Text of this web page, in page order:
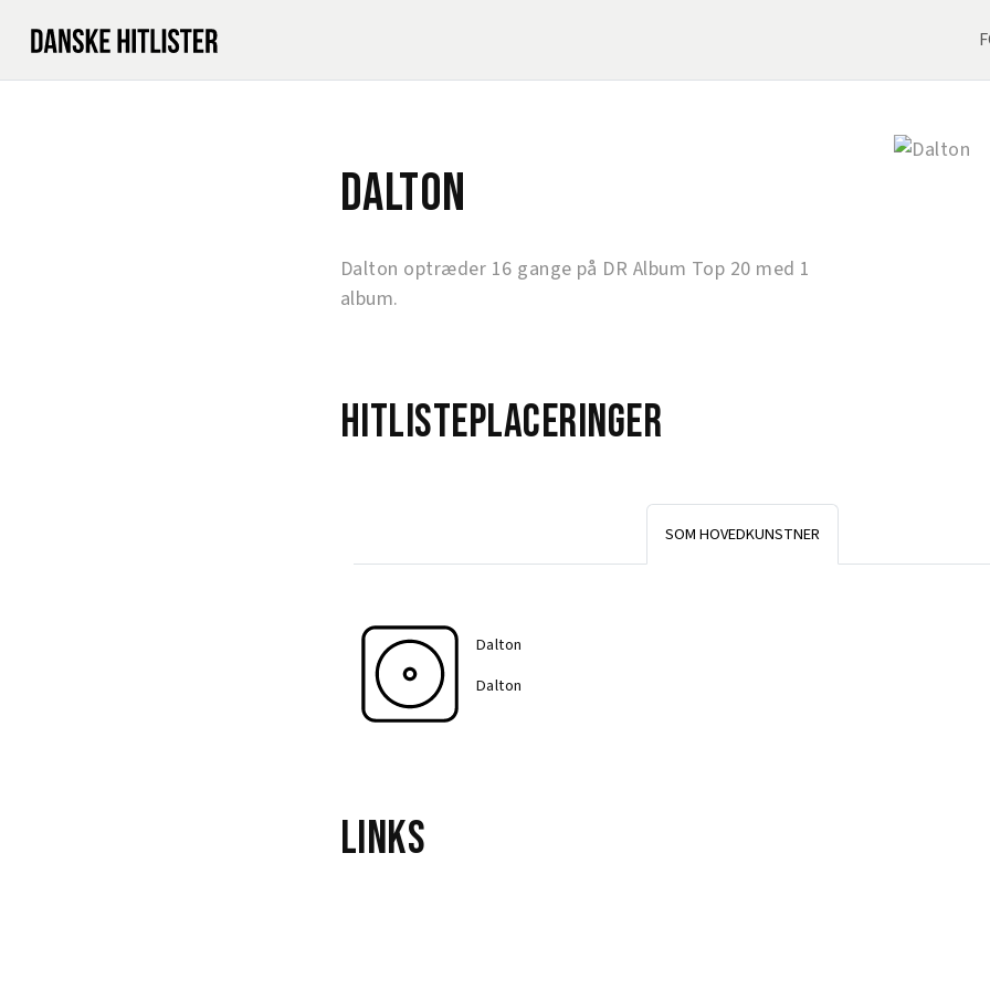
Dalton
Dalton optræder 16 gange på DR Album Top 20 med 1
album.
Hitlisteplaceringer
SOM HOVEDKUNSTNER
Dalton
Dalton
Links